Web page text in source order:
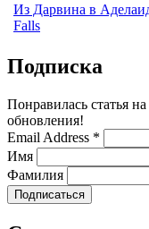
Из Дарвина в
Falls
Подписка
Понравилась статья
обновления!
Email Address *
Имя
Фамилия